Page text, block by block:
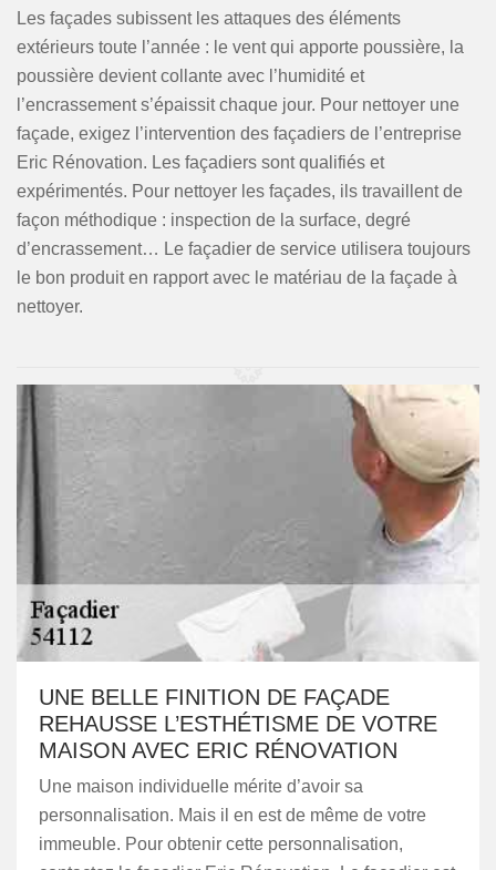
Les façades subissent les attaques des éléments
extérieurs toute l’année : le vent qui apporte poussière, la
poussière devient collante avec l’humidité et
l’encrassement s’épaissit chaque jour. Pour nettoyer une
façade, exigez l’intervention des façadiers de l’entreprise
Eric Rénovation. Les façadiers sont qualifiés et
expérimentés. Pour nettoyer les façades, ils travaillent de
façon méthodique : inspection de la surface, degré
d’encrassement… Le façadier de service utilisera toujours
le bon produit en rapport avec le matériau de la façade à
nettoyer.
UNE BELLE FINITION DE FAÇADE
REHAUSSE L’ESTHÉTISME DE VOTRE
MAISON AVEC ERIC RÉNOVATION
Une maison individuelle mérite d’avoir sa
personnalisation. Mais il en est de même de votre
immeuble. Pour obtenir cette personnalisation,